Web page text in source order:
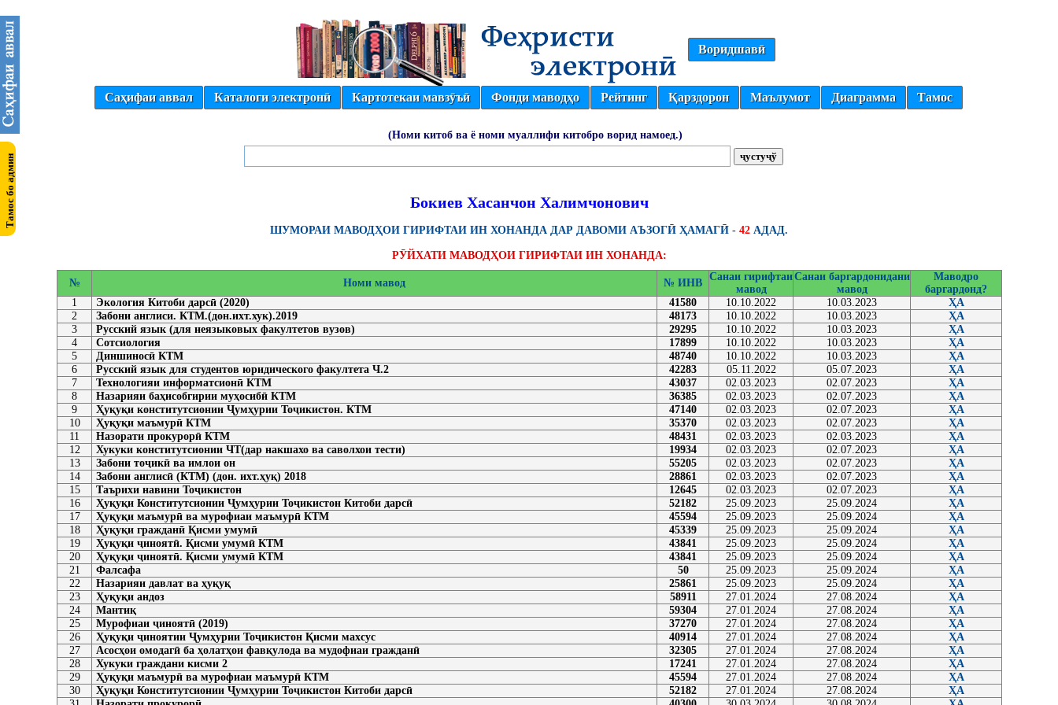
Воридшавӣ
Саҳифаи аввал Каталоги электронӣ Картотекаи мавзӯъӣ Фонди маводҳо Рейтинг Қарздорон Маълумот Диаграмма Тамос
(Номи китоб ва ё номи муаллифи китобро ворид намоед.)
Бокиев Хасанчон Халимчонович
ШУМОРАИ МАВОДҲОИ ГИРИФТАИ ИН ХОНАНДА ДАР ДАВОМИ АЪЗОГӢ ҲАМАГӢ - 42 АДАД.
РӮЙХАТИ МАВОДҲОИ ГИРИФТАИ ИН ХОНАНДА:
№ Номи мавод № ИНВ
Санаи гирифтаи
мавод
Санаи баргардонидани
мавод
Маводро
баргардонд?
1
Экология Китоби дарсӣ (2020) 41580 10.10.2022 10.03.2023
ҲА
2
Забони англиси. КТМ.(дон.ихт.хук).2019 48173 10.10.2022 10.03.2023
ҲА
3
Русский язык (для неязыковых факултетов вузов) 29295 10.10.2022 10.03.2023
ҲА
4
Сотсиология 17899 10.10.2022 10.03.2023
ҲА
5
Диншиносӣ КТМ 48740 10.10.2022 10.03.2023
ҲА
6
Русский язык для студентов юридического факултета Ч.2 42283 05.11.2022 05.07.2023
ҲА
7
Технологияи информатсионӣ КТМ 43037 02.03.2023 02.07.2023
ҲА
8
Назарияи баҳисобгирии муҳосибӣ КТМ 36385 02.03.2023 02.07.2023
ҲА
9
Ҳуқуқи конститутсионии Ҷумҳурии Тоҷикистон. КТМ 47140 02.03.2023 02.07.2023
ҲА
10
Ҳуқуқи маъмурӣ КТМ 35370 02.03.2023 02.07.2023
ҲА
11
Назорати прокурорӣ КТМ 48431 02.03.2023 02.03.2023
ҲА
12
Хукуки конститутсионии ЧТ(дар накшахо ва саволхои тести) 19934 02.03.2023 02.07.2023
ҲА
13
Забони тоҷикӣ ва имлои он 55205 02.03.2023 02.07.2023
ҲА
14
Забони англисӣ (КТМ) (дон. ихт.ҳуқ) 2018 28861 02.03.2023 02.07.2023
ҲА
15
Таърихи навини Тоҷикистон 12645 02.03.2023 02.07.2023
ҲА
16
Ҳуқуқи Конститутсионии Ҷумҳурии Тоҷикистон Китоби дарсӣ 52182 25.09.2023 25.09.2024
ҲА
17
Ҳуқуқи маъмурӣ ва мурофиаи маъмурӣ КТМ 45594 25.09.2023 25.09.2024
ҲА
18
Ҳуқуқи гражданӣ Қисми умумӣ 45339 25.09.2023 25.09.2024
ҲА
19
Ҳуқуқи ҷиноятӣ. Қисми умумӣ КТМ 43841 25.09.2023 25.09.2024
ҲА
20
Ҳуқуқи ҷиноятӣ. Қисми умумӣ КТМ 43841 25.09.2023 25.09.2024
ҲА
21
Фалсафа 50 25.09.2023 25.09.2024
ҲА
22
Назарияи давлат ва ҳуқуқ 25861 25.09.2023 25.09.2024
ҲА
23
Ҳуқуқи андоз 58911 27.01.2024 27.08.2024
ҲА
24
Мантиқ 59304 27.01.2024 27.08.2024
ҲА
25
Мурофиаи ҷиноятӣ (2019) 37270 27.01.2024 27.08.2024
ҲА
26
Ҳуқуқи ҷиноятии Ҷумҳурии Тоҷикистон Қисми махсус 40914 27.01.2024 27.08.2024
ҲА
27
Асосҳои омодагӣ ба ҳолатҳои фавқулода ва мудофиаи гражданӣ 32305 27.01.2024 27.08.2024
ҲА
28
Хукуки граждани кисми 2 17241 27.01.2024 27.08.2024
ҲА
29
Ҳуқуқи маъмурӣ ва мурофиаи маъмурӣ КТМ 45594 27.01.2024 27.08.2024
ҲА
30
Ҳуқуқи Конститутсионии Ҷумҳурии Тоҷикистон Китоби дарсӣ 52182 27.01.2024 27.08.2024
ҲА